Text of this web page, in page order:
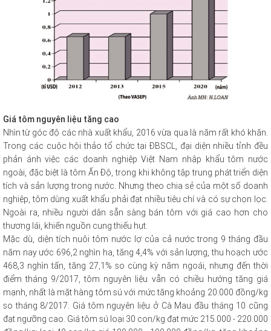
Giá tôm nguyên liệu tăng cao
Nhìn từ góc độ các nhà xuất khẩu, 2016 vừa qua là năm rất khó khăn.
Trong các cuộc hội thảo tổ chức tại ĐBSCL, đại diện nhiều tỉnh đều
phản ánh việc các doanh nghiệp Việt Nam nhập khẩu tôm nước
ngoài, đặc biệt là tôm Ấn Độ, trong khi không tập trung phát triển diện
tích và sản lượng trong nước. Nhưng theo chia sẻ của một số doanh
nghiệp, tôm dùng xuất khẩu phải đạt nhiều tiêu chí và có sự chọn lọc.
Ngoài ra, nhiều người dân sẵn sàng bán tôm với giá cao hơn cho
thương lái, khiến nguồn cung thiếu hụt.
Mặc dù, diện tích nuôi tôm nước lợ của cả nước trong 9 tháng đầu
năm nay ước 696,2 nghìn ha, tăng 4,4% với sản lượng, thu hoạch ước
468,3 nghìn tấn, tăng 27,1% so cùng kỳ năm ngoái, nhưng đến thời
điểm tháng 9/2017, tôm nguyên liệu vẫn có chiều hướng tăng giá
mạnh, nhất là mặt hàng tôm sú với mức tăng khoảng 20.000 đồng/kg
so tháng 8/2017. Giá tôm nguyên liệu ở Cà Mau đầu tháng 10 cũng
đạt ngưỡng cao. Giá tôm sú loại 30 con/kg đạt mức 215.000 - 220.000